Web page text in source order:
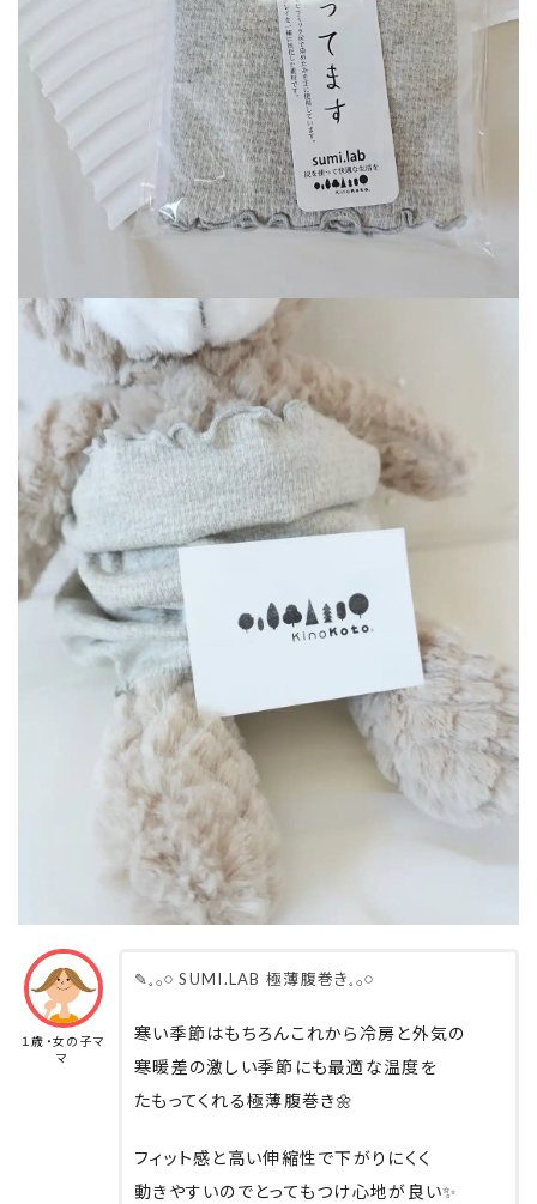
１歳・女の子マ
マ
✎𓈒𓂂𓏸 SUMI.LAB 極薄腹巻き𓈒𓂂𓏸
寒い季節はもちろんこれから冷房と外気の
寒暖差の激しい季節にも最適な温度を
たもってくれる極薄腹巻き🌼
フィット感と高い伸縮性で下がりにくく
動きやすいのでとってもつけ心地が良い✨